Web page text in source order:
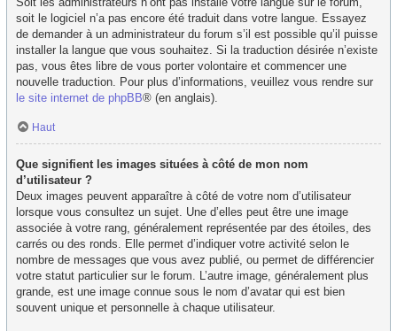
soit le logiciel n’a pas encore été traduit dans votre langue. Essayez
de demander à un administrateur du forum s’il est possible qu’il puisse
installer la langue que vous souhaitez. Si la traduction désirée n’existe
pas, vous êtes libre de vous porter volontaire et commencer une
nouvelle traduction. Pour plus d’informations, veuillez vous rendre sur
le site internet de phpBB® (en anglais).
Haut
Que signifient les images situées à côté de mon nom
d’utilisateur ?
Deux images peuvent apparaître à côté de votre nom d’utilisateur
lorsque vous consultez un sujet. Une d’elles peut être une image
associée à votre rang, généralement représentée par des étoiles, des
carrés ou des ronds. Elle permet d’indiquer votre activité selon le
nombre de messages que vous avez publié, ou permet de différencier
votre statut particulier sur le forum. L’autre image, généralement plus
grande, est une image connue sous le nom d’avatar qui est bien
souvent unique et personnelle à chaque utilisateur.